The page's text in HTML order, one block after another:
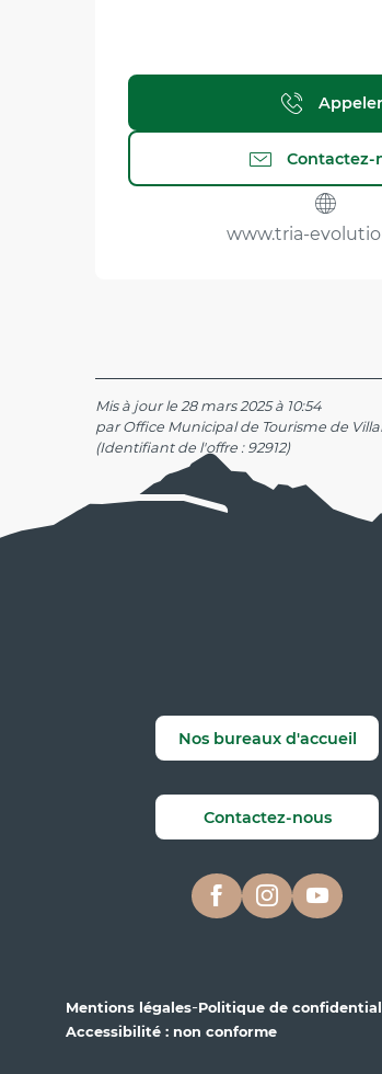
Appeler
Contactez-
www.tria-
Mis à jour le 28 mars 2025 à 10:54
par Office Municipal de Tourisme de
(Identifiant de l'offre : 92912)
Nos bureaux d'accueil
Contactez-nous
Mentions légales-Politique de
Accessibilité : non conforme